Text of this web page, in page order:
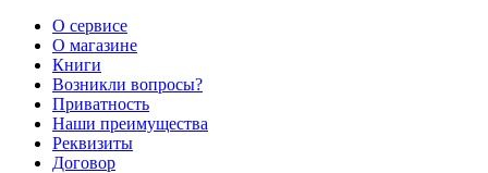
О сервисе
О магазине
Книги
Возникли вопросы?
Приватность
Наши преимущества
Реквизиты
Договор